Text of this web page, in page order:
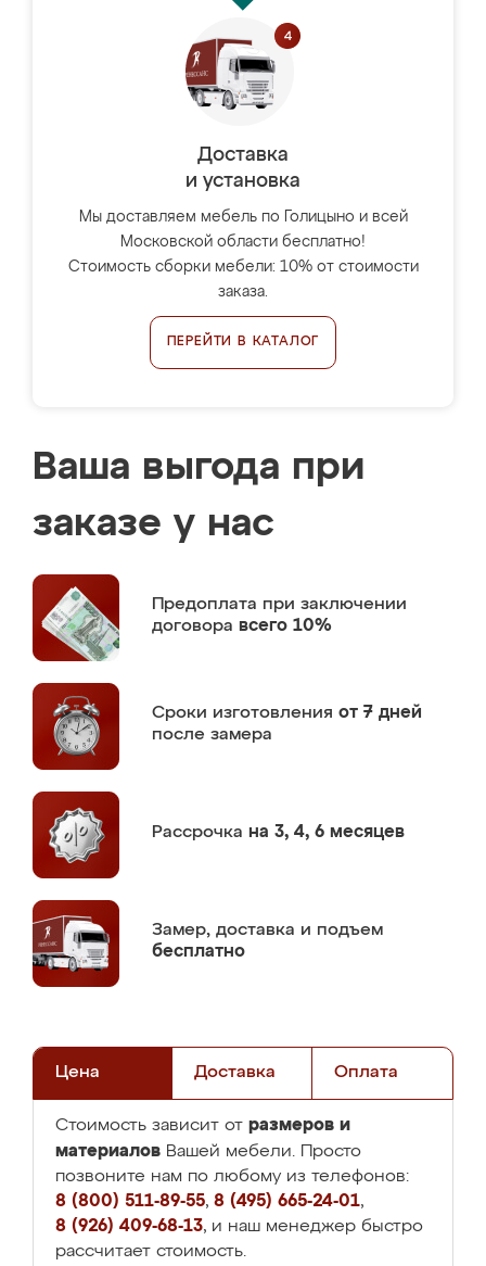
Доставка
и установка
Мы доставляем мебель по Голицыно и всей
Московской области бесплатно!
Стоимость сборки мебели: 10% от стоимости
заказа.
ПЕРЕЙТИ В КАТАЛОГ
Ваша выгода при
заказе у нас
Предоплата при заключении
договора всего 10%
Сроки изготовления от 7 дней
после замера
Рассрочка на 3, 4, 6 месяцев
Замер, доставка и подъем
бесплатно
Цена Доставка Оплата
Стоимость зависит от размеров и
материалов Вашей мебели. Просто
позвоните нам по любому из телефонов:
8 (800) 511-89-55, 8 (495) 665-24-01,
8 (926) 409-68-13, и наш менеджер быстро
рассчитает стоимость.